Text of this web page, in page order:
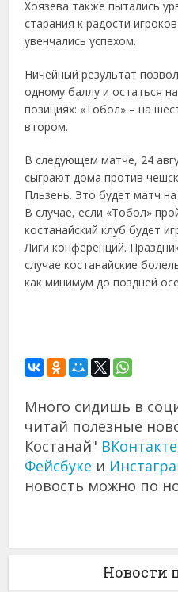
Хоязева также пытались
старания к радости
увенчались успехом.
Ничейный результат
одному баллу и остаться
позициях: «Тобол» – на
втором.
В следующем матче, 24
сыграют дома против
Пльзень. Это будет матч
В случае, если «Тобол»
костанайский клуб будет
Лиги конференций.
случае костанайские
как минимум до поздней
Много сидишь в
читай полезные
Костанай" ВКонтакте
Фейсбуке и
новость можно по
Новости